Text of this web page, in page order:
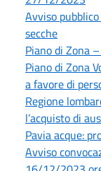
Avviso
secche
Piano di Zona
Piano di Zona
a favore di
Regione
l’acquisto di
Pavia acque:
Avviso